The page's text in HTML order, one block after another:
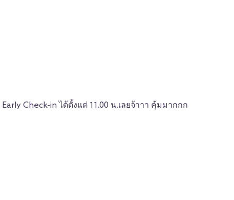
Check-in ได้ตั้งแต่ 11.00 น.เลยจ้าาา คุ้มมากกก